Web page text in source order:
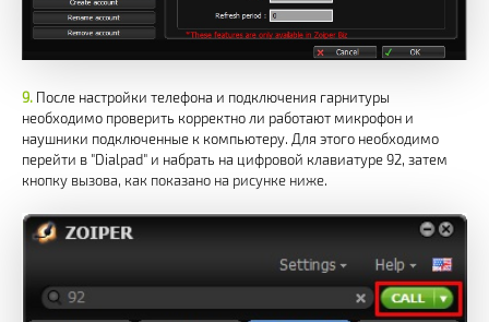
После настройки телефона и подключения гарнитуры
необходимо проверить корректно ли работают микрофон и
наушники подключенные к компьютеру. Для этого необходимо
перейти в "Dialpad" и набрать на цифровой клавиатуре 92, затем
кнопку вызова, как показано на рисунке ниже.